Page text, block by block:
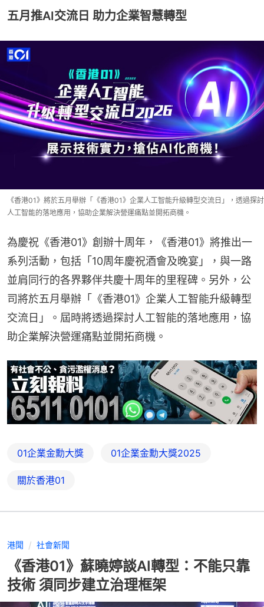
五月推AI交流日 助力企業智慧轉型
《香港01》將於五月舉辦「《香港01》企業人工智能升級轉型交流日」，透過探討
人工智能的落地應用，協助企業解決營運痛點並開拓商機。
為慶祝《香港01》創辦十周年，《香港01》將推出一
系列活動，包括「10周年慶祝酒會及晚宴」，與一路
並肩同行的各界夥伴共慶十周年的里程碑。另外，公
司將於五月舉辦「《香港01》企業人工智能升級轉型
交流日」。屆時將透過探討人工智能的落地應用，協
助企業解決營運痛點並開拓商機。
01企業金勳大獎 01企業金勳大獎2025
關於香港01
港聞 社會新聞
《香港01》蘇曉婷談AI轉型：不能只靠
技術 須同步建立治理框架